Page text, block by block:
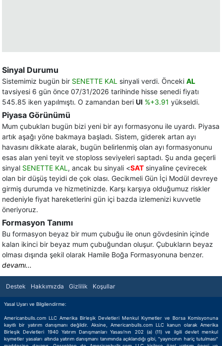
Sinyal Durumu
Sistemimiz bugün bir SENETTE KAL sinyali verdi. Önceki AL
tavsiyesi 6 gün önce 07/31/2026 tarihinde hisse senedi fiyatı
545.85 iken yapılmıştı. O zamandan beri UI %+3.91 yükseldi.
Piyasa Görünümü
Mum çubukları bugün bizi yeni bir ayı formasyonu ile uyardı. Piyasa
artık aşağı yöne bakmaya başladı. Sistem, giderek artan ayı
havasını dikkate alarak, bugün belirlenmiş olan ayı formasyonunu
esas alan yeni teyit ve stoploss seviyeleri saptadı. Şu anda geçerli
sinyal SENETTE KAL , ancak bu sinyali <SAT sinyaline çevirecek
olan bir düşüş teyidi de çok olası. Gecikmeli Gün İçi Modül devreye
girmiş durumda ve hizmetinizde. Karşı karşıya olduğumuz riskler
nedeniyle fiyat hareketlerini gün içi bazda izlemenizi kuvvetle
öneriyoruz.
Formasyon Tanımı
Bu formasyon beyaz bir mum çubuğu ile onun gövdesinin içinde
kalan ikinci bir beyaz mum çubuğundan oluşur. Çubukların beyaz
olması dışında şekil olarak Hamile Boğa Formasyonuna benzer.
devamı...
Destek Hakkımızda Gizlilik Koşullar
Yasal Uyarı ve Bilgilendirme:
Americanbulls.com LLC Amerika Birleşik Devletleri Menkul Kıymetler ve Borsa Komisyonuna
kayıtlı bir yatırım danışmanı değildir. Aksine, Americanbulls.com LLC kanun olarak Amerika
Birleşik Devletleri 1940 Yatırım Danışmanları Yasası'nın 202 (a) (11) ve ilgili devlet menkul
kıymetler yasaları altında yatırım danışmanı tanımında açıklandığı gibi, "yayıncının hariç tutulması"